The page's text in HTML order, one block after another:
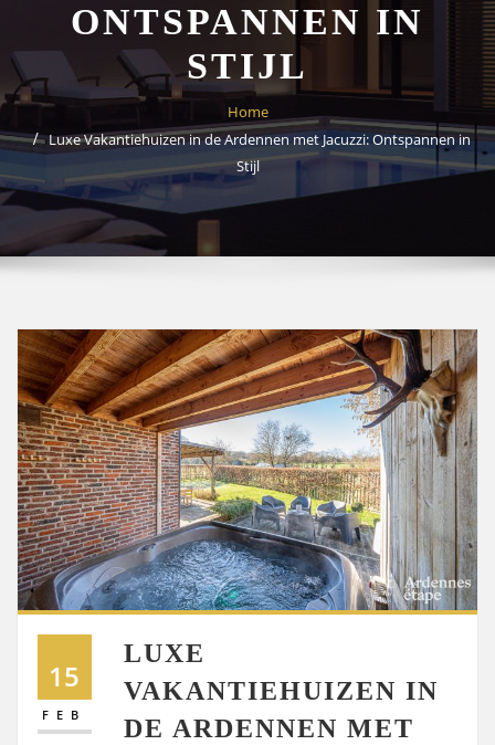
ONTSPANNEN IN
STIJL
Home
Luxe Vakantiehuizen in de Ardennen met Jacuzzi: Ontspannen in
Stijl
15
FEB
LUXE
VAKANTIEHUIZEN IN
DE ARDENNEN MET